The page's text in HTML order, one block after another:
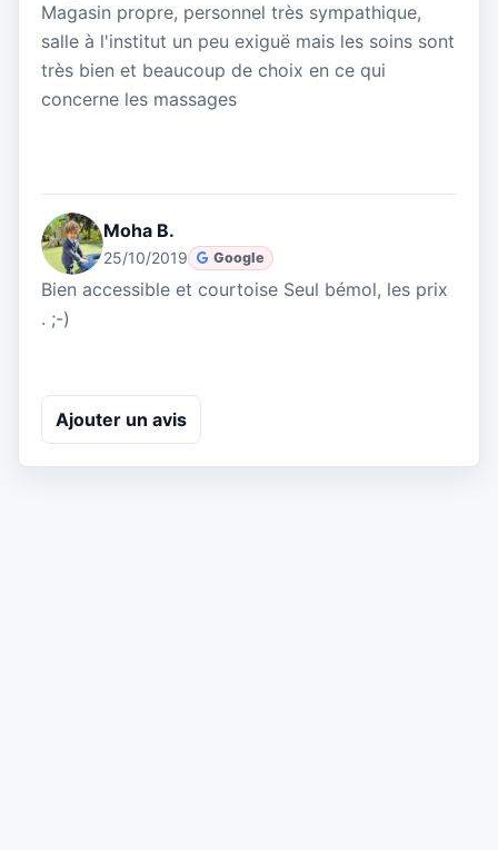
Magasin propre, personnel très sympathique,
salle à l'institut un peu exiguë mais les soins sont
très bien et beaucoup de choix en ce qui
concerne les massages
Moha B.
25/10/2019 Google
Bien accessible et courtoise Seul bémol, les prix
. ;-)
Ajouter un avis